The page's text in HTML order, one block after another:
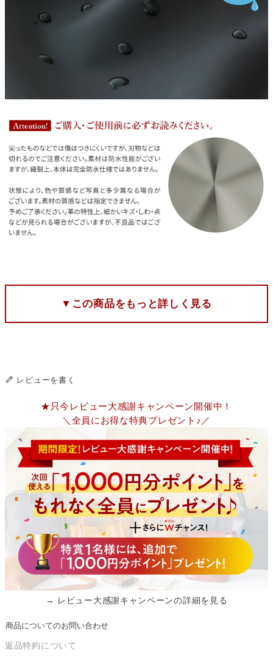
▼この商品をもっと詳しく見る
レビューを書く
★只今レビュー大感謝キャンペーン開催中！
＼全員にお得な特典プレゼント♪／
→ レビュー大感謝キャンペーンの詳細を見る
商品についてのお問い合わせ
返品特約について